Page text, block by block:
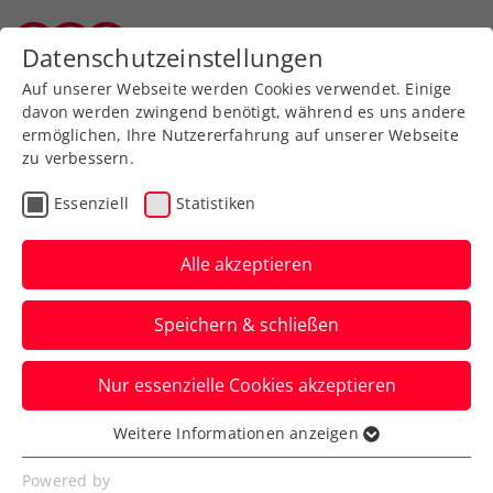
Impressum
Medieninhaber und –herausgeber
Salzburger Tennisverband
Datenschutzeinstellungen
Auf unserer Webseite werden Cookies verwendet. Einige
davon werden zwingend benötigt, während es uns andere
ermöglichen, Ihre Nutzererfahrung auf unserer Webseite
zu verbessern.
Essenziell Statistiken
Alle akzeptieren
Speichern & schließen
Nur essenzielle Cookies akzeptieren
Essenziell
Essenzielle Cookies werden für grundlegende
Weitere Informationen anzeigen
Powered by